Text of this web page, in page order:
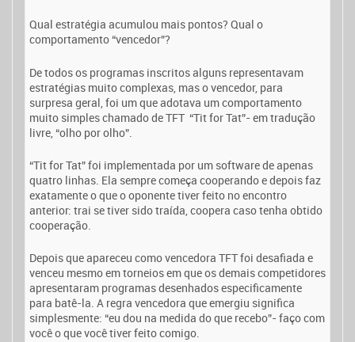
Qual estratégia acumulou mais pontos? Qual o
comportamento “vencedor”?
De todos os programas inscritos alguns representavam
estratégias muito complexas, mas o vencedor, para
surpresa geral, foi um que adotava um comportamento
muito simples chamado de TFT “Tit for Tat”- em tradução
livre, “olho por olho”.
“Tit for Tat” foi implementada por um software de apenas
quatro linhas. Ela sempre começa cooperando e depois faz
exatamente o que o oponente tiver feito no encontro
anterior: trai se tiver sido traída, coopera caso tenha obtido
cooperação.
Depois que apareceu como vencedora TFT foi desafiada e
venceu mesmo em torneios em que os demais competidores
apresentaram programas desenhados especificamente
para batê-la. A regra vencedora que emergiu significa
simplesmente: “eu dou na medida do que recebo”- faço com
você o que você tiver feito comigo.